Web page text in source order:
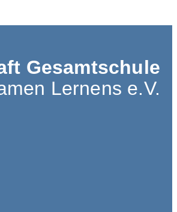
Gesamtschule
Lernens e.V.